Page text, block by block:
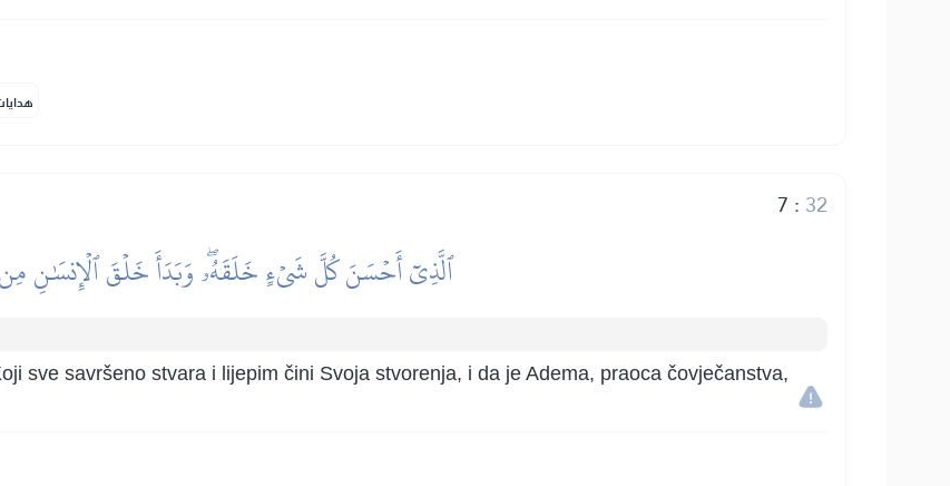
7 : 32
ٱلَّذِيٓ أَحۡسَنَ كُلَّ شَيۡءٍ خَلَقَهُۥۖ وَبَدَأَ خَلۡقَ ٱلۡإِنسَٰنِ
sve savršeno stvara i lijepim čini Svoja stvorenja, i da je Adema, praoca čovječanstva,